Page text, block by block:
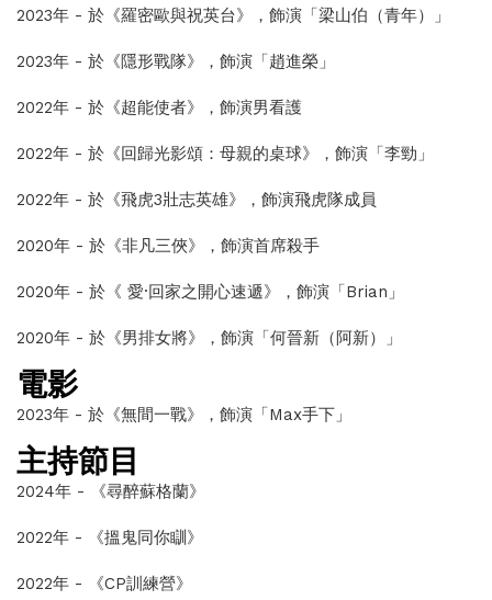
2023年 - 於 《羅密歐與祝英台》 ，飾演「梁山伯（青年） 」
2023年 - 於 《隱形戰隊》 ，飾演「趙進榮」
2022年 - 於 《超能使者》 ，飾演男看護
2022年 - 於《回歸光影頌：母親的桌球》，飾演「李勁」
2022年 - 於 《飛虎3壯志英雄》 ，飾演飛虎隊成員
2020年 - 於《非凡三俠》，飾演首席殺手
2020年 - 於《 愛·回家之開心速遞》，飾演「Brian」
2020年 - 於《男排女將》，飾演「何晉新（阿新）」
電影
2023年 - 於 《無間一戰》 ，飾演「Max手下 」
主持節目
2024年 - 《尋醉蘇格蘭》
2022年 - 《搵鬼同你瞓》
2022年 - 《CP訓練營》